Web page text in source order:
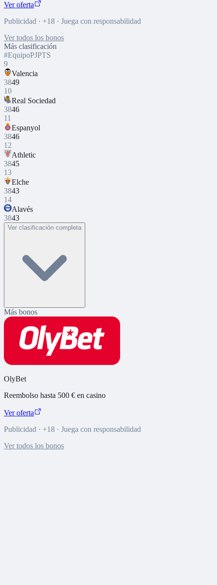
Ver oferta
Publicidad · +18 · Juega con responsabilidad
Ver todos los bonos
Más clasificación
#EquipoPJPTS
9
Valencia
3849
10
Real Sociedad
3846
11
Espanyol
3846
12
Athletic
3845
13
Elche
3843
14
Alavés
3843
Ver clasificación completa
Más bonos
OlyBet
Reembolso hasta 500 € en casino
Ver oferta
Publicidad · +18 · Juega con responsabilidad
Ver todos los bonos